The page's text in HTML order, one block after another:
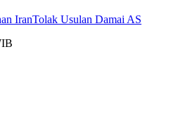
IranTolak Usulan Damai AS